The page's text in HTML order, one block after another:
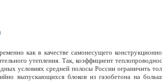
как в качестве самонесущего
утепления. Так, коэффициент
условиях средней полосы России ограничить
выпускающихся блоков из газобетона на